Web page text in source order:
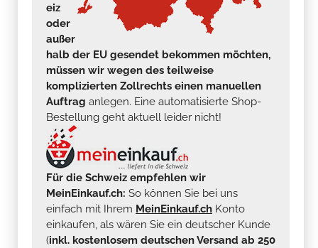
eiz
oder
außer
halb der EU gesendet bekommen möchten,
müssen wir wegen des teilweise
komplizierten Zollrechts einen manuellen
Auftrag anlegen. Eine automatisierte Shop-
Bestellung geht aktuell leider nicht!
Für die Schweiz empfehlen wir
MeinEinkauf.ch: So können Sie bei uns
einfach mit Ihrem MeinEinkauf.ch Konto
einkaufen, als wären Sie ein deutscher Kunde
(inkl. kostenlosem deutschen Versand ab 250